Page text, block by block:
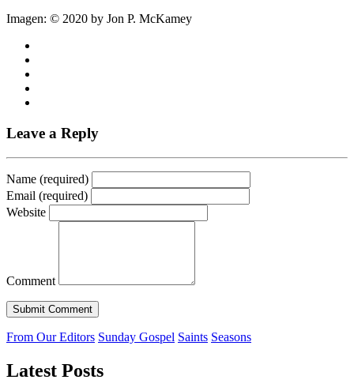
Imagen: © 2020 by Jon P. McKamey
Leave a Reply
Name (required)
Email (required)
Website
Comment
From Our Editors Sunday Gospel Saints Seasons
Latest Posts